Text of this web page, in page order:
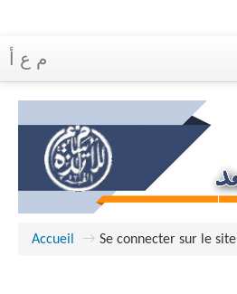
م ع أ
Cours
Messagerie
Accueil → Se connecter sur le site